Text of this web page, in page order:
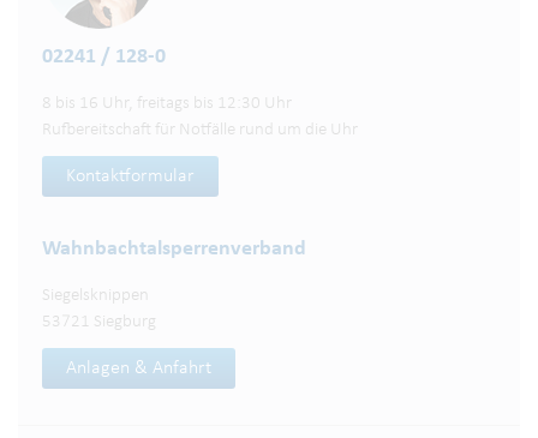
02241 / 128-0
8 bis 16 Uhr, freitags bis 12:30 Uhr
Rufbereitschaft für Notfälle rund um die Uhr
Kontaktformular
Wahnbachtalsperren­verband
Siegelsknippen
53721 Siegburg
Anlagen & Anfahrt